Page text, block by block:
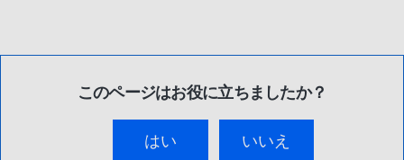
このページはお役に立ちましたか？
はい いいえ